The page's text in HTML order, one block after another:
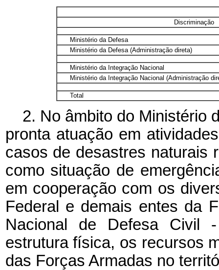
Discriminação
Ministério da Defesa
Ministério da Defesa (Administração direta)
Ministério da Integração Nacional
Ministério da Integração Nacional (Administração
Total
2. No âmbito do Ministério
pronta atuação em
casos de desastres naturais
como situação de
em cooperação com os
Federal e demais entes da
Nacional de Defesa Civil
estrutura física, os recursos
das Forças Armadas no